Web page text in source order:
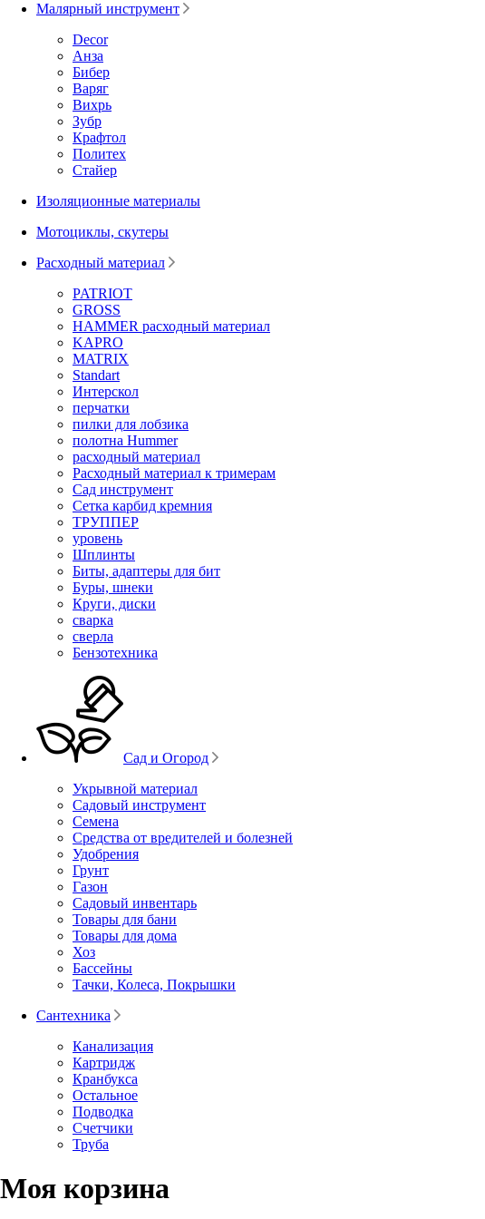
Малярный инструмент
Decor
Анза
Бибер
Варяг
Вихрь
Зубр
Крафтол
Политех
Стайер
Изоляционные материалы
Мотоциклы, скутеры
Расходный материал
PATRIOT
GROSS
HAMMER расходный материал
KAPRO
MATRIX
Standart
Интерскол
перчатки
пилки для лобзика
полотна Hummer
расходный материал
Расходный материал к тримерам
Сад инструмент
Сетка карбид кремния
ТРУППЕР
уровень
Шплинты
Биты, адаптеры для бит
Буры, шнеки
Круги, диски
сварка
сверла
Бензотехника
Сад и Огород
Укрывной материал
Садовый инструмент
Семена
Средства от вредителей и болезней
Удобрения
Грунт
Газон
Садовый инвентарь
Товары для бани
Товары для дома
Хоз
Бассейны
Тачки, Колеса, Покрышки
Сантехника
Канализация
Картридж
Кранбукса
Остальное
Подводка
Счетчики
Труба
Моя корзина